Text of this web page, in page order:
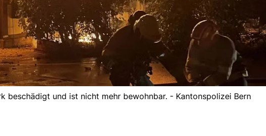
beschädigt und ist nicht mehr bewohnbar. - Kantonspolizei Bern